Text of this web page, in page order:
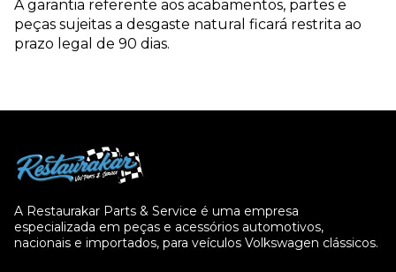
A garantia referente aos acabamentos, partes e
peças sujeitas a desgaste natural ficará restrita ao
prazo legal de 90 dias.
A Restaurakar Parts & Service é uma empresa
especializada em peças e acessórios automotivos,
nacionais e importados, para veículos Volkswagen clássicos.